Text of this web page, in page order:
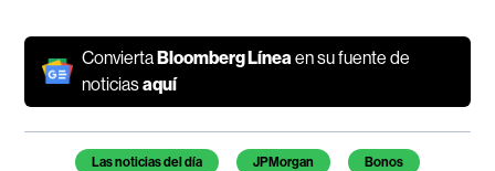
ConviertaBloomberg Línea en su fuente de
noticiasaquí
Temas de este artículo
Las noticias del día JPMorgan Bonos